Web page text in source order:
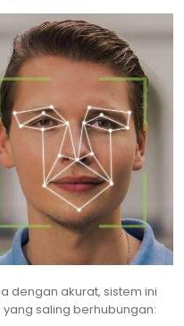
dengan akurat, sistem ini
saling berhubungan: